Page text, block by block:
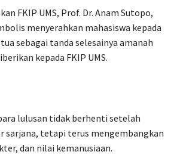
FKIP UMS, Prof. Dr. Anam Sutopo,
menyerahkan mahasiswa kepada
sebagai tanda selesainya amanah
kepada FKIP UMS.
lulusan tidak berhenti setelah
sarjana, tetapi terus mengembangkan
dan nilai kemanusiaan.